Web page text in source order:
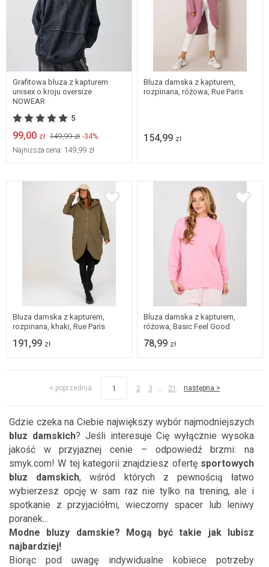
X-SMALL
Grafitowa bluza z kapturem
unisex o kroju oversize
NOWEAR
5
99,00 zł 149,99 zł -34%
Najniższa cena: 149,99 zł
S/M L/XL
Bluza damska z kapturem,
rozpinana, różowa, Rue Paris
154,99 zł
Bluza damska z kapturem,
rozpinana, khaki, Rue Paris
191,99 zł
S/M L/XL
Bluza damska z kapturem,
różowa, Basic Feel Good
78,99 zł
< poprzednia 1 2 3 ... 21 następna >
Gdzie czeka na Ciebie największy wybór najmodniejszych
bluz damskich? Jeśli interesuje Cię wyłącznie wysoka
jakość w przyjaznej cenie – odpowiedź brzmi: na
smyk.com! W tej kategorii znajdziesz ofertę sportowych
bluz damskich, wśród których z pewnością łatwo
wybierzesz opcję w sam raz nie tylko na trening, ale i
spotkanie z przyjaciółmi, wieczorny spacer lub leniwy
poranek...
Modne bluzy damskie? Mogą być takie jak lubisz
najbardziej!
Biorąc pod uwagę indywidualne kobiece potrzeby